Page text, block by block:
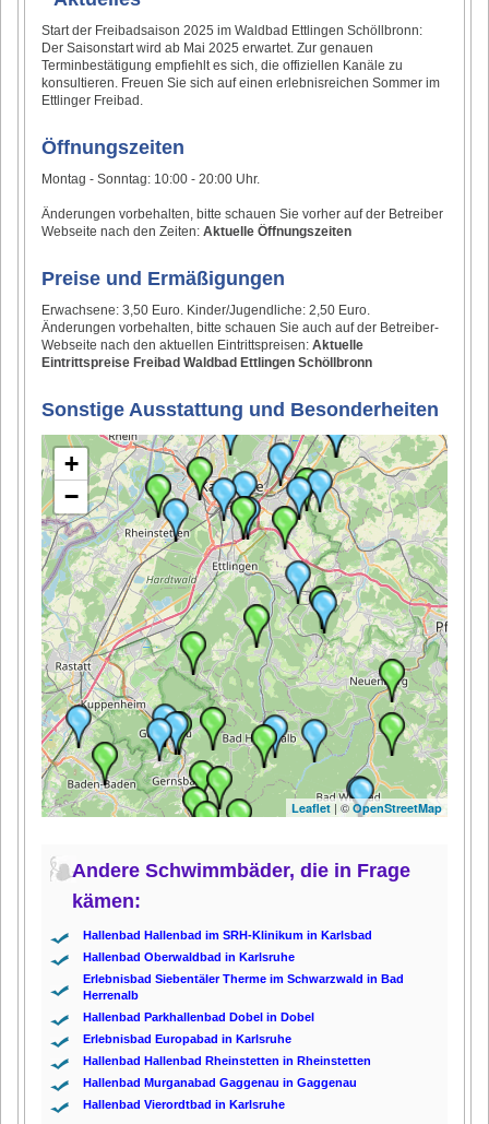
Start der Freibadsaison 2025 im Waldbad Ettlingen Schöllbronn:
Der Saisonstart wird ab Mai 2025 erwartet. Zur genauen
Terminbestätigung empfiehlt es sich, die offiziellen Kanäle zu
konsultieren. Freuen Sie sich auf einen erlebnisreichen Sommer im
Ettlinger Freibad.
Öffnungszeiten
Montag - Sonntag: 10:00 - 20:00 Uhr.
Änderungen vorbehalten, bitte schauen Sie vorher auf der Betreiber
Webseite nach den Zeiten:Aktuelle Öffnungszeiten
Preise und Ermäßigungen
Erwachsene: 3,50 Euro. Kinder/Jugendliche: 2,50 Euro.
Änderungen vorbehalten, bitte schauen Sie auch auf der Betreiber-
Webseite nach den aktuellen Eintrittspreisen:Aktuelle
Eintrittspreise Freibad Waldbad Ettlingen Schöllbronn
Sonstige Ausstattung und Besonderheiten
+
−
Leaflet| ©OpenStreetMap
Andere Schwimmbäder, die in Frage
kämen:
Hallenbad Hallenbad im SRH-Klinikum in Karlsbad
Hallenbad Oberwaldbad in Karlsruhe
Erlebnisbad Siebentäler Therme im Schwarzwald in Bad
Herrenalb
Hallenbad Parkhallenbad Dobel in Dobel
Erlebnisbad Europabad in Karlsruhe
Hallenbad Hallenbad Rheinstetten in Rheinstetten
Hallenbad Murganabad Gaggenau in Gaggenau
Hallenbad Vierordtbad in Karlsruhe